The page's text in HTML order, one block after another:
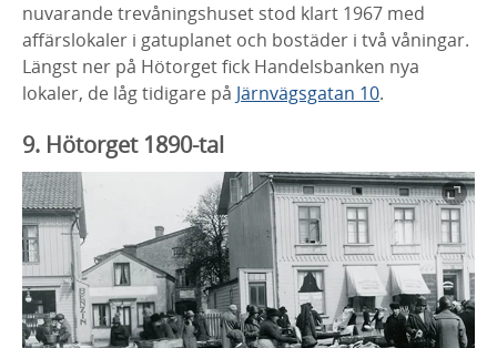
nuvarandetrevåningshuset stod klart 1967 med
affärslokaler i gatuplanet och bostäder i två våningar.
Längst ner på Hötorget fick Handelsbanken nya
lokaler, de låg tidigare på Järnvägsgatan 10.
9. Hötorget 1890-tal